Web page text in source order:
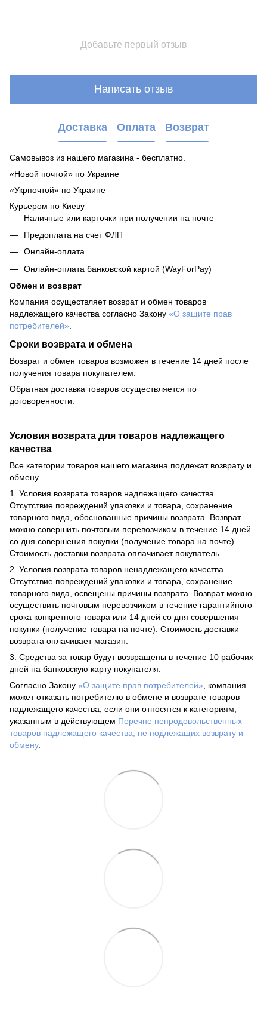
Добавьте первый отзыв
Написать отзыв
Доставка Оплата Возврат
Самовывоз из нашего магазина - бесплатно.
«Новой почтой» по Украине
«Укрпочтой» по Украине
Курьером по Киеву
Наличные или карточки при получении на почте
Предоплата на счет ФЛП
Онлайн-оплата
Онлайн-оплата банковской картой (WayForPay)
Обмен и возврат
Компания осуществляет возврат и обмен товаров
надлежащего качества согласно Закону «О защите прав
потребителей»
Сроки возврата и обмена
Возврат и обмен товаров возможен в течение 14 дней после
получения товара покупателем.
Обратная доставка товаров осуществляется по
договоренности.
Условия возврата для товаров надлежащего
качества
Все категории товаров нашего магазина подлежат возврату и
обмену.
1. Условия возврата товаров надлежащего качества.
Отсутствие повреждений упаковки и товара, сохранение
товарного вида, обоснованные причины возврата. Возврат
можно совершить почтовым перевозчиком в течение 14 дней
со дня совершения покупки (получение товара на почте).
Стоимость доставки возврата оплачивает покупатель.
2. Условия возврата товаров ненадлежащего качества.
Отсутствие повреждений упаковки и товара, сохранение
товарного вида, освещены причины возврата. Возврат можно
осуществить почтовым перевозчиком в течение гарантийного
срока конкретного товара или 14 дней со дня совершения
покупки (получение товара на почте). Стоимость доставки
возврата оплачивает магазин.
3. Средства за товар будут возвращены в течение 10 рабочих
дней на банковскую карту покупателя.
Согласно Закону «О защите прав потребителей» , компания
может отказать потребителю в обмене и возврате товаров
надлежащего качества, если они относятся к категориям,
указанным в действующем Перечне непродовольственных
товаров надлежащего качества, не подлежащих возврату и
обмену.